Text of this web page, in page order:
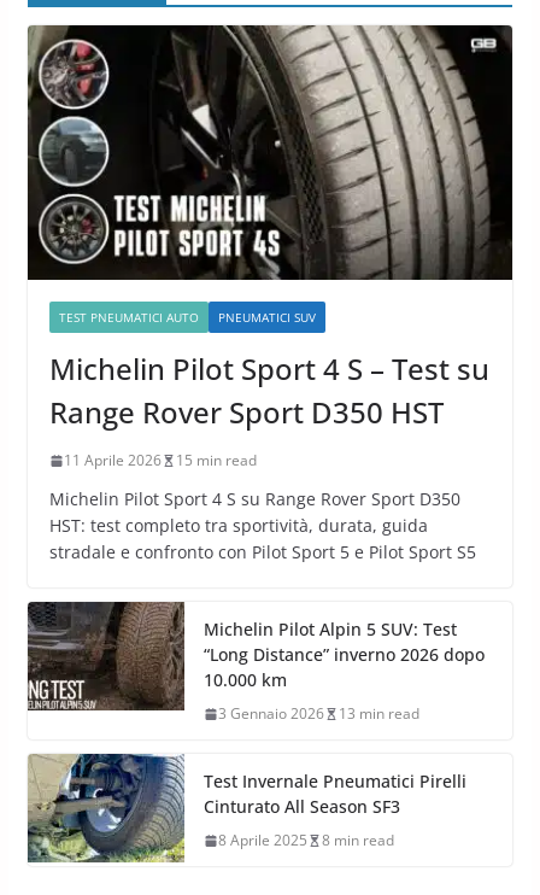
TEST PNEUMATICI AUTO PNEUMATICI SUV
Michelin Pilot Sport 4 S – Test su
Range Rover Sport D350 HST
11 Aprile 2026 15 min read
Michelin Pilot Sport 4 S su Range Rover Sport D350
HST: test completo tra sportività, durata, guida
stradale e confronto con Pilot Sport 5 e Pilot Sport S5
Michelin Pilot Alpin 5 SUV: Test
“Long Distance” inverno 2026 dopo
10.000 km
3 Gennaio 2026 13 min read
Test Invernale Pneumatici Pirelli
Cinturato All Season SF3
8 Aprile 2025 8 min read